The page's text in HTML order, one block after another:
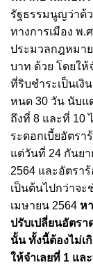
รัฐธรรมนูญว่าด้
ทางการเมือง พ.
ประมวลกฎหมาย
บาท ด้วย โดยให้
ที่ริบชําระเป็นเงิ
หนด 30 วัน นับแ
ถึงที่ 8 และที่ 10
ระดอกเบี้ยอัตรา
แต่วันที่ 24 กันย
2564 และอัตรา
เป็นต้นไปกว่าจะ
เมษายน 2564 ห
ปรับเปลี่ยนอัตรา
นั้น ทั้งนี้ต้องไม่เ
ให้จําเลยที่ 1 แล